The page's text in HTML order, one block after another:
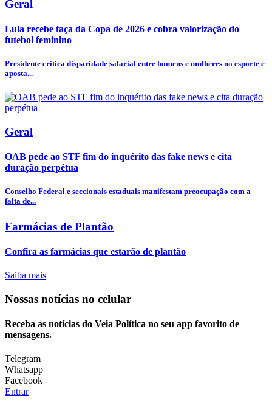
Geral
Lula recebe taça da Copa de 2026 e cobra valorização do
futebol feminino
Presidente critica disparidade salarial entre homens e mulheres no esporte e
aposta...
Geral
OAB pede ao STF fim do inquérito das fake news e cita
duração perpétua
Conselho Federal e seccionais estaduais manifestam preocupação com a
falta de...
Farmácias de Plantão
Confira as farmácias que estarão de plantão
Saiba mais
Nossas notícias no celular
Receba as notícias do Veia Política no seu app favorito de
mensagens.
Telegram
Whatsapp
Facebook
Entrar